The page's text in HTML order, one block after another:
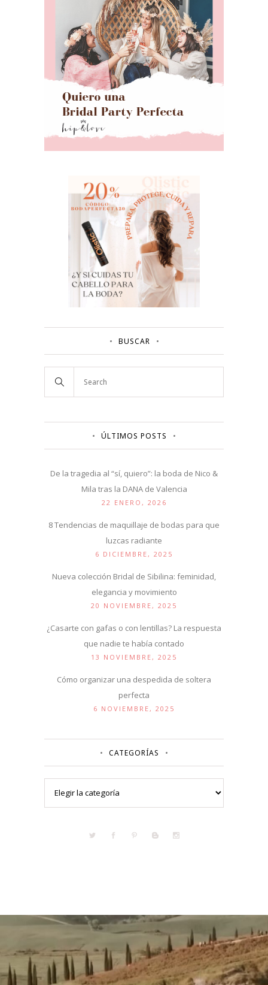
BUSCAR
ÚLTIMOS POSTS
De la tragedia al “sí, quiero”: la boda de Nico &
Mila tras la DANA de Valencia
22 ENERO, 2026
8 Tendencias de maquillaje de bodas para que
luzcas radiante
6 DICIEMBRE, 2025
Nueva colección Bridal de Sibilina: feminidad,
elegancia y movimiento
20 NOVIEMBRE, 2025
¿Casarte con gafas o con lentillas? La respuesta
que nadie te había contado
13 NOVIEMBRE, 2025
Cómo organizar una despedida de soltera
perfecta
6 NOVIEMBRE, 2025
CATEGORÍAS